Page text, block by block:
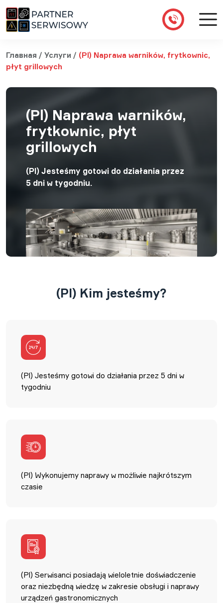
Главная / Услуги / (Pl) Naprawa warników, frytkownic,
płyt grillowych
(Pl) Naprawa warników,
frytkownic, płyt
grillowych
(Pl) Jesteśmy gotowi do działania przez
5 dni w tygodniu.
(Pl) Kim jesteśmy?
(Pl) Jesteśmy gotowi do działania przez 5 dni w
tygodniu
(Pl) Wykonujemy naprawy w możliwie najkrótszym
czasie
(Pl) Serwisanci posiadają wieloletnie doświadczenie
oraz niezbędną wiedzę w zakresie obsługi i naprawy
urządzeń gastronomicznych